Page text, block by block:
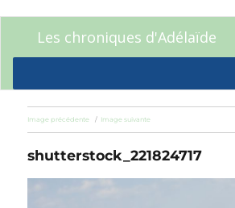
Les chroniques d'Adélaïde
Image précédente Image suivante
shutterstock_221824717